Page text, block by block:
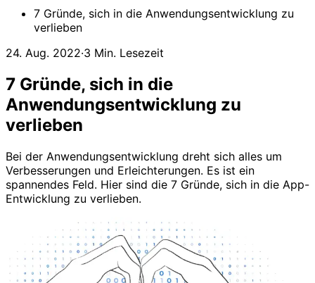
7 Gründe, sich in die Anwendungsentwicklung zu
verlieben
24. Aug. 2022·3 Min. Lesezeit
7 Gründe, sich in die
Anwendungsentwicklung zu
verlieben
Bei der Anwendungsentwicklung dreht sich alles um
Verbesserungen und Erleichterungen. Es ist ein
spannendes Feld. Hier sind die 7 Gründe, sich in die App-
Entwicklung zu verlieben.